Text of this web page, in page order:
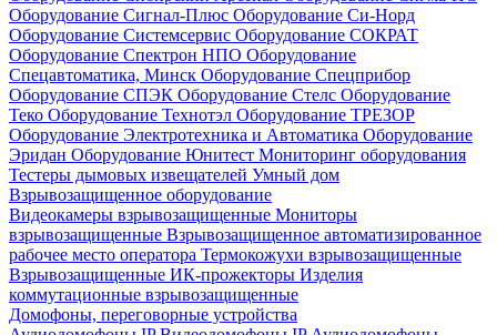
Оборудование Сигнал-Плюс Оборудование Си-Норд
Оборудование Системсервис Оборудование СОКРАТ
Оборудование Спектрон НПО Оборудование
Спецавтоматика, Минск Оборудование Спецприбор
Оборудование СПЭК Оборудование Стелс Оборудование
Теко Оборудование Технотэл Оборудование ТРЕЗОР
Оборудование Электротехника и Автоматика Оборудование
Эридан Оборудование Юнитест Мониторинг оборудования
Тестеры дымовых извещателей Умный дом
Взрывозащищенное оборудование
Видеокамеры взрывозащищенные Мониторы
взрывозащищенные Взрывозащищенное автоматизированное
рабочее место оператора Термокожухи взрывозащищенные
Взрывозащищенные ИК-прожекторы Изделия
коммутационные взрывозащищенные
Домофоны, переговорные устройства